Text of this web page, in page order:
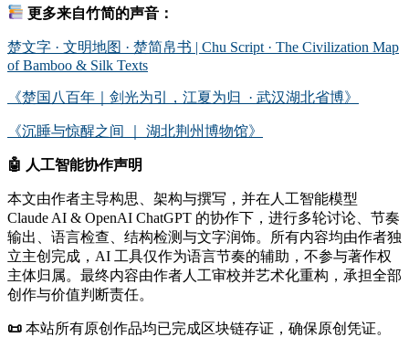
更多来自竹简的声音：
楚文字 · 文明地图 · 楚简帛书 | Chu Script · The Civilization Map
of Bamboo & Silk Texts
《楚国八百年｜剑光为引，江夏为归 · 武汉湖北省博》
《沉睡与惊醒之间 ｜ 湖北荆州博物馆》
🤖 人工智能协作声明
本文由作者主导构思、架构与撰写，并在人工智能模型
Claude AI & OpenAI ChatGPT 的协作下，进行多轮讨论、节奏
输出、语言检查、结构检测与文字润饰。所有内容均由作者独
立主创完成，AI 工具仅作为语言节奏的辅助，不参与著作权
主体归属。最终内容由作者人工审校并艺术化重构，承担全部
创作与价值判断责任。
📜 本站所有原创作品均已完成区块链存证，确保原创凭证。